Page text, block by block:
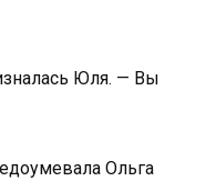
Юля. — Вы
Ольга